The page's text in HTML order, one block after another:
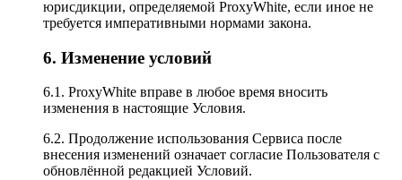
юрисдикции, определяемой ProxyWhite, если иное не
требуется императивными нормами закона.
6. Изменение условий
6.1. ProxyWhite вправе в любое время вносить
изменения в настоящие Условия.
6.2. Продолжение использования Сервиса после
внесения изменений означает согласие Пользователя с
обновлённой редакцией Условий.